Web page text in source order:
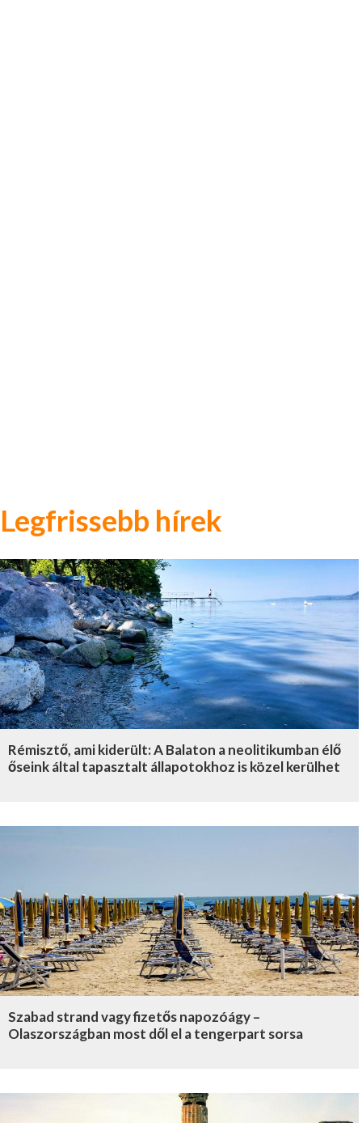
Legfrissebb hírek
Rémisztő, ami kiderült: A Balaton a neolitikumban élő
őseink által tapasztalt állapotokhoz is közel kerülhet
Szabad strand vagy fizetős napozóágy –
Olaszországban most dől el a tengerpart sorsa